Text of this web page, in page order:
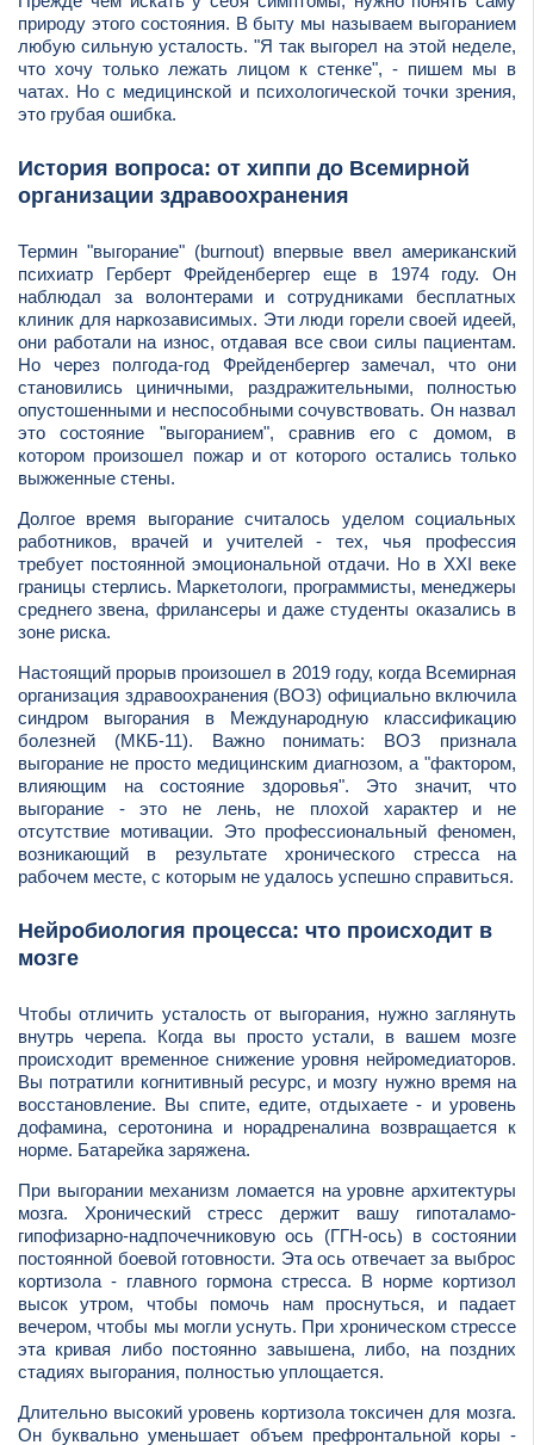
природу этого состояния. В быту мы называем выгоранием
любую сильную усталость. "Я так выгорел на этой неделе,
что хочу только лежать лицом к стенке", - пишем мы в
чатах. Но с медицинской и психологической точки зрения,
это грубая ошибка.
История вопроса: от хиппи до Всемирной
организации здравоохранения
Термин "выгорание" (burnout) впервые ввел американский
психиатр Герберт Фрейденбергер еще в 1974 году. Он
наблюдал за волонтерами и сотрудниками бесплатных
клиник для наркозависимых. Эти люди горели своей идеей,
они работали на износ, отдавая все свои силы пациентам.
Но через полгода-год Фрейденбергер замечал, что они
становились циничными, раздражительными, полностью
опустошенными и неспособными сочувствовать. Он назвал
это состояние "выгоранием", сравнив его с домом, в
котором произошел пожар и от которого остались только
выжженные стены.
Долгое время выгорание считалось уделом социальных
работников, врачей и учителей - тех, чья профессия
требует постоянной эмоциональной отдачи. Но в XXI веке
границы стерлись. Маркетологи, программисты, менеджеры
среднего звена, фрилансеры и даже студенты оказались в
зоне риска.
Настоящий прорыв произошел в 2019 году, когда Всемирная
организация здравоохранения (ВОЗ) официально включила
синдром выгорания в Международную классификацию
болезней (МКБ-11). Важно понимать: ВОЗ признала
выгорание не просто медицинским диагнозом, а "фактором,
влияющим на состояние здоровья". Это значит, что
выгорание - это не лень, не плохой характер и не
отсутствие мотивации. Это профессиональный феномен,
возникающий в результате хронического стресса на
рабочем месте, с которым не удалось успешно справиться.
Нейробиология процесса: что происходит в
мозге
Чтобы отличить усталость от выгорания, нужно заглянуть
внутрь черепа. Когда вы просто устали, в вашем мозге
происходит временное снижение уровня нейромедиаторов.
Вы потратили когнитивный ресурс, и мозгу нужно время на
восстановление. Вы спите, едите, отдыхаете - и уровень
дофамина, серотонина и норадреналина возвращается к
норме. Батарейка заряжена.
При выгорании механизм ломается на уровне архитектуры
мозга. Хронический стресс держит вашу гипоталамо-
гипофизарно-надпочечниковую ось (ГГН-ось) в состоянии
постоянной боевой готовности. Эта ось отвечает за выброс
кортизола - главного гормона стресса. В норме кортизол
высок утром, чтобы помочь нам проснуться, и падает
вечером, чтобы мы могли уснуть. При хроническом стрессе
эта кривая либо постоянно завышена, либо, на поздних
стадиях выгорания, полностью уплощается.
Длительно высокий уровень кортизола токсичен для мозга.
Он буквально уменьшает объем префронтальной коры -